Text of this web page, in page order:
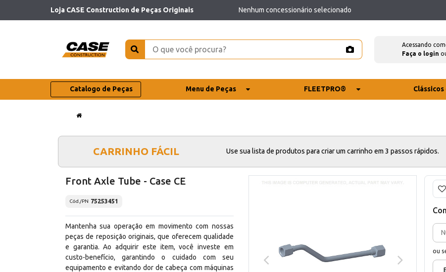
Loja CASE Construction de Peças Originais Nenhum concessionário selecionado
Acessando
Faça o login
Catalogo de Peças Menu de Peças FLEETPRO®
CARRINHO FÁCIL Use sua lista de produtos para criar um carrinho em 3 passos rápidos.
Front Axle Tube - Case CE
Cód./PN 75253451
Mantenha sua operação em movimento com nossas
peças de reposição originais, que oferecem qualidade
e garantia. Ao adquirir este item, você investe em
custo-benefício, garantindo o cuidado com seu
equipamento e evitando dor de cabeça com máquinas
ou